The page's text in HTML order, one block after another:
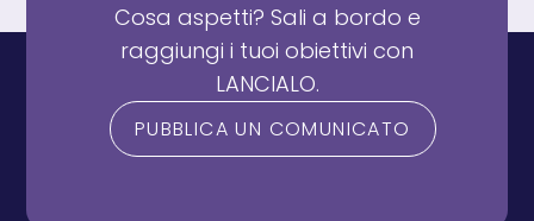
Cosa aspetti? Sali a bordo e
raggiungi i tuoi obiettivi con
LANCIALO.
PUBBLICA UN COMUNICATO